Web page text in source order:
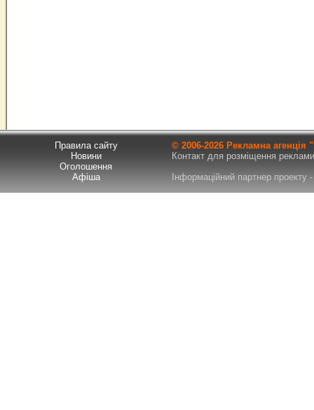
Правила сайту
Новини
Оголошення
Афіша
© 2006-2026 Рекламна
Контакт для розміщення
Інформаційний партнер проекту